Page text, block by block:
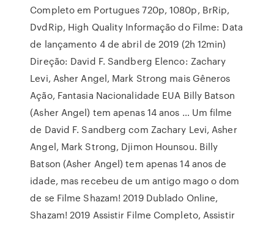
Completo em Portugues 720p, 1080p, BrRip,
DvdRip, High Quality Informação do Filme: Data
de lançamento 4 de abril de 2019 (2h 12min)
Direção: David F. Sandberg Elenco: Zachary
Levi, Asher Angel, Mark Strong mais Gêneros
Ação, Fantasia Nacionalidade EUA Billy Batson
(Asher Angel) tem apenas 14 anos … Um filme
de David F. Sandberg com Zachary Levi, Asher
Angel, Mark Strong, Djimon Hounsou. Billy
Batson (Asher Angel) tem apenas 14 anos de
idade, mas recebeu de um antigo mago o dom
de se Filme Shazam! 2019 Dublado Online,
Shazam! 2019 Assistir Filme Completo, Assistir